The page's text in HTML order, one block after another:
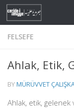
Skip to content
FELSEFE
Ahlak, Etik,
BYMÜRÜVVET
Ahlak, etik, gelenek